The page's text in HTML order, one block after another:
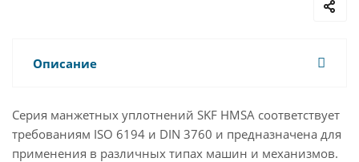
Описание
Серия манжетных уплотнений SKF HMSA соответствует
требованиям ISO 6194 и DIN 3760 и предназначена для
применения в различных типах машин и механизмов.